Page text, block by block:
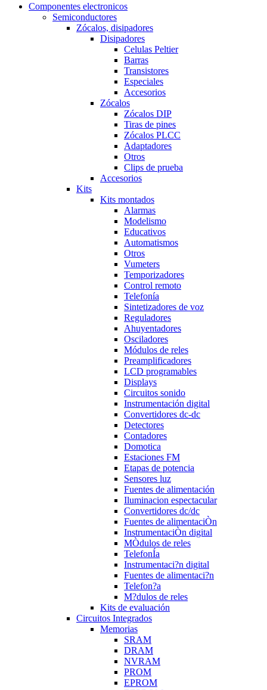
Componentes electronicos
Semiconductores
Zócalos, disipadores
Disipadores
Celulas Peltier
Barras
Transistores
Especiales
Accesorios
Zócalos
Zócalos DIP
Tiras de pines
Zócalos PLCC
Adaptadores
Otros
Clips de prueba
Accesorios
Kits
Kits montados
Alarmas
Modelismo
Educativos
Automatismos
Otros
Vumeters
Temporizadores
Control remoto
Telefonía
Sintetizadores de voz
Reguladores
Ahuyentadores
Osciladores
Módulos de reles
Preamplificadores
LCD programables
Displays
Circuitos sonido
Instrumentación digital
Convertidores dc-dc
Detectores
Contadores
Domotica
Estaciones FM
Etapas de potencia
Sensores luz
Fuentes de alimentación
Iluminacion espectacular
Convertidores dc/dc
Fuentes de alimentaciÒn
InstrumentaciÒn digital
MÒdulos de reles
TelefonÍa
Instrumentaci?n digital
Fuentes de alimentaci?n
Telefon?a
M?dulos de reles
Kits de evaluación
Circuitos Integrados
Memorias
SRAM
DRAM
NVRAM
PROM
EPROM